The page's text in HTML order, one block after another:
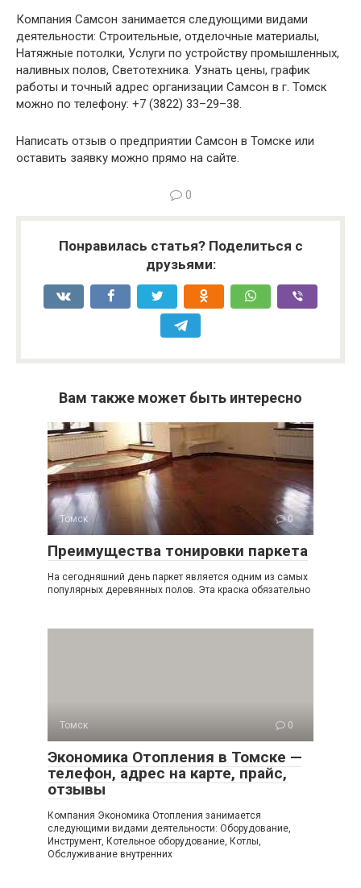
Компания Самсон занимается следующими видами
деятельности: Строительные, отделочные материалы,
Натяжные потолки, Услуги по устройству промышленных,
наливных полов, Светотехника. Узнать цены, график
работы и точный адрес организации Самсон в г. Томск
можно по телефону: +7 (3822) 33–29–38.
Написать отзыв о предприятии Самсон в Томске или
оставить заявку можно прямо на сайте.
0
Понравилась статья? Поделиться с
друзьями:
Вам также может быть интересно
Томск 0
Преимущества тонировки паркета
На сегодняшний день паркет является одним из самых
популярных деревянных полов. Эта краска обязательно
Томск 0
Экономика Отопления в Томске —
телефон, адрес на карте, прайс,
отзывы
Компания Экономика Отопления занимается
следующими видами деятельности: Оборудование,
Инструмент, Котельное оборудование, Котлы,
Обслуживание внутренних